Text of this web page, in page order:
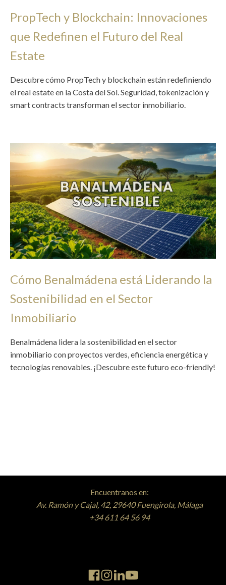
PropTech y Blockchain: Innovaciones
que Redefinen el Futuro del Real
Estate
Descubre cómo PropTech y blockchain están redefiniendo
el real estate en la Costa del Sol. Seguridad, tokenización y
smart contracts transforman el sector inmobiliario.
Cómo Benalmádena está Liderando la
Sostenibilidad en el Sector
Inmobiliario
Benalmádena lidera la sostenibilidad en el sector
inmobiliario con proyectos verdes, eficiencia energética y
tecnologías renovables. ¡Descubre este futuro eco-friendly!
Encuentranos en:
Av. Ramón y Cajal, 42, 29640 Fuengirola, Málaga
+34 611 64 56 94